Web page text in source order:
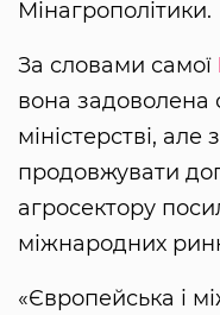
Мінагрополітики.
За словами самої
вона
міністерстві,
продовжувати
агросектору
міжнародних
«Європейська і